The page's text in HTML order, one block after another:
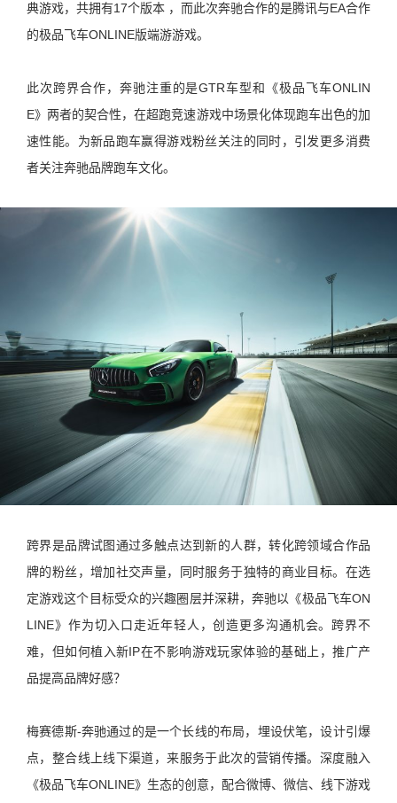
典游戏，共拥有17个版本 ，而此次奔驰合作的是腾讯与EA合作
的极品飞车ONLINE版端游游戏。
此次跨界合作，奔驰注重的是GTR车型和《极品飞车ONLIN
E》两者的契合性，在超跑竞速游戏中场景化体现跑车出色的加
速性能。为新品跑车赢得游戏粉丝关注的同时，引发更多消费
者关注奔驰品牌跑车文化。
跨界是品牌试图通过多触点达到新的人群，转化跨领域合作品
牌的粉丝，增加社交声量，同时服务于独特的商业目标。在选
定游戏这个目标受众的兴趣圈层并深耕，奔驰以《极品飞车ON
LINE》作为切入口走近年轻人，创造更多沟通机会。跨界不
难，但如何植入新IP在不影响游戏玩家体验的基础上，推广产
品提高品牌好感？
梅赛德斯-奔驰通过的是一个长线的布局，埋设伏笔，设计引爆
点，整合线上线下渠道，来服务于此次的营销传播。深度融入
《极品飞车ONLINE》生态的创意，配合微博、微信、线下游戏